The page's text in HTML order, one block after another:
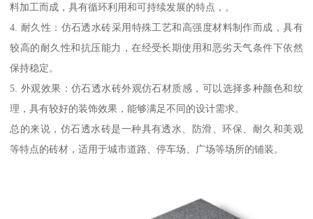
料加工而成，具有循环利用和可持续发展的特点，。
4. 耐久性：仿石透水砖采用特殊工艺和高强度材料制作而成，具有
较高的耐久性和抗压能力，在经受长期使用和恶劣天气条件下依然
保持稳定。
5. 外观效果：仿石透水砖外观仿石材质感，可以选择多种颜色和纹
理，具有较好的装饰效果，能够满足不同的设计需求。
总的来说，仿石透水砖是一种具有透水、防滑、环保、耐久和美观
等特点的砖材，适用于城市道路、停车场、广场等场所的铺装。